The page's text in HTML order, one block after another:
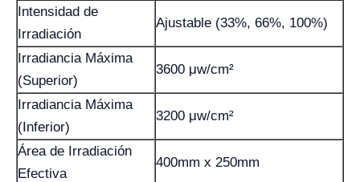
Intensidad de
Irradiación
Ajustable (33%, 66%, 100%)
Irradiancia Máxima
(Superior)
3600 μw/cm²
Irradiancia Máxima
(Inferior)
3200 μw/cm²
Área de Irradiación
Efectiva
400mm x 250mm